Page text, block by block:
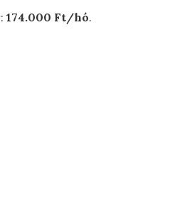
174.000 Ft/hó.